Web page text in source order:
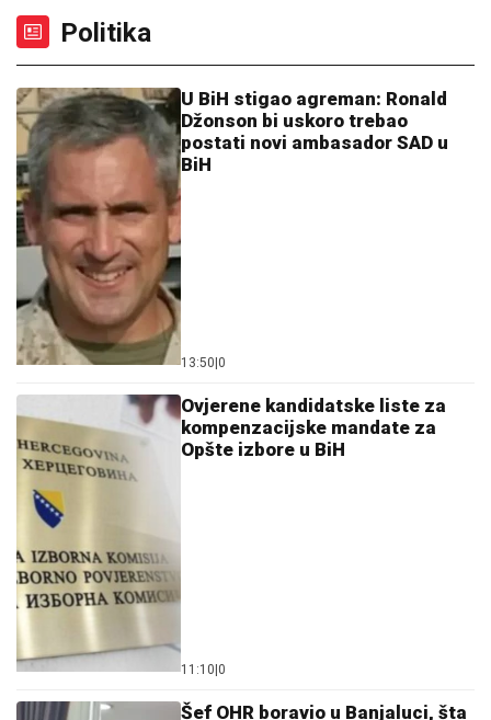
Politika
U BiH stigao agreman: Ronald
Džonson bi uskoro trebao
postati novi ambasador SAD u
BiH
13:50|0
Ovjerene kandidatske liste za
kompenzacijske mandate za
Opšte izbore u BiH
11:10|0
Šef OHR boravio u Banjaluci, šta